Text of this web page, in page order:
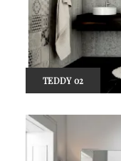
TEDDY 02